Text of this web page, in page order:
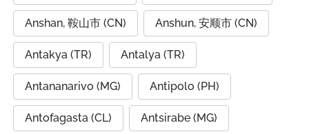
Anshan, 鞍山市 (CN) Anshun, 安顺市 (CN)
Antakya (TR) Antalya (TR)
Antananarivo (MG) Antipolo (PH)
Antofagasta (CL) Antsirabe (MG)